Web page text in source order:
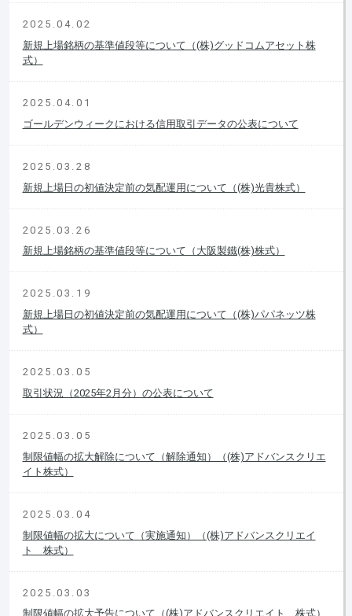
2025.04.02
新規上場銘柄の基準値段等について（(株)グッドコムアセット株
式）
2025.04.01
ゴールデンウィークにおける信用取引データの公表について
2025.03.28
新規上場日の初値決定前の気配運用について（(株)光貴株式）
2025.03.26
新規上場銘柄の基準値段等について（大阪製鐵(株)株式）
2025.03.19
新規上場日の初値決定前の気配運用について（(株)パパネッツ株
式）
2025.03.05
取引状況（2025年2月分）の公表について
2025.03.05
制限値幅の拡大解除について（解除通知）（(株)アドバンスクリエ
イト株式）
2025.03.04
制限値幅の拡大について（実施通知）（(株)アドバンスクリエイ
ト 株式）
2025.03.03
制限値幅の拡大予告について（(株)アドバンスクリエイト 株式）